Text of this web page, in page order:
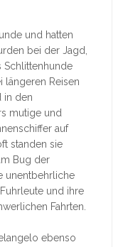
und hatten
bei der Jagd,
Schlittenhunde
längeren Reisen
in den
mutige und
auf
standen sie
Bug der
unentbehrliche
und ihre
Fahrten.
ebenso